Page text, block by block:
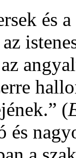
és
(
és